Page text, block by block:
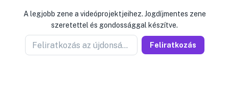
A legjobb zene a videóprojektjeihez. Jogdíjmentes zene
szeretettel és gondossággal készítve.
Feliratkozás az újdonságokért Feliratkozás